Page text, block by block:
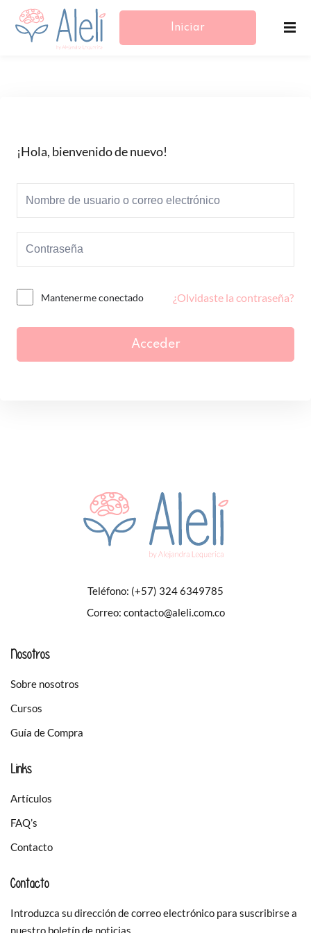
Iniciar
¡Hola, bienvenido de nuevo!
Mantenerme conectado ¿Olvidaste la contraseña?
Acceder
Teléfono: (+57) 324 6349785
Correo: contacto@aleli.com.co
Nosotros
Sobre nosotros
Cursos
Guía de Compra
Links
Artículos
FAQ’s
Contacto
Contacto
Introduzca su dirección de correo electrónico para suscribirse a
nuestro boletín de noticias